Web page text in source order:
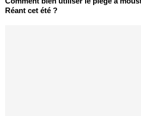
Réant cet été ?